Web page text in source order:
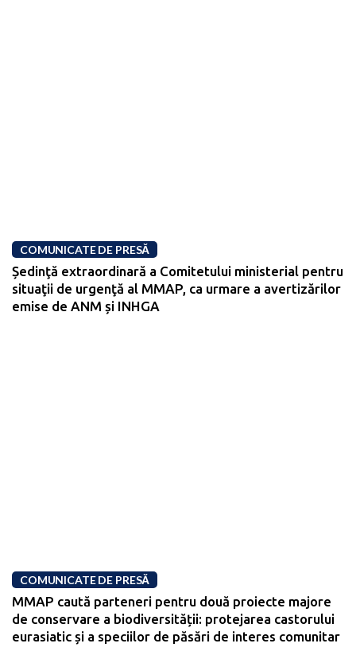
COMUNICATE DE PRESĂ
Ședinţă extraordinară a Comitetului ministerial pentru
situaţii de urgenţă al MMAP, ca urmare a avertizărilor
emise de ANM și INHGA
COMUNICATE DE PRESĂ
MMAP caută parteneri pentru două proiecte majore
de conservare a biodiversității: protejarea castorului
eurasiatic și a speciilor de păsări de interes comunitar